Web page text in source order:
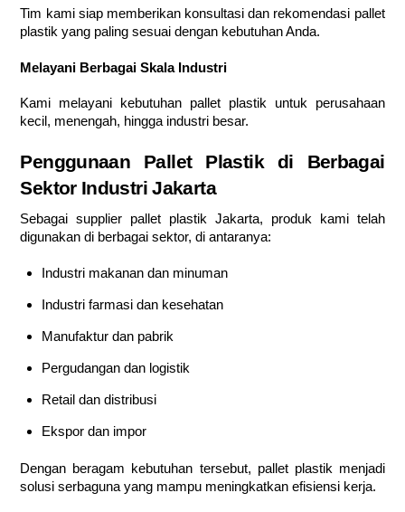
Tim kami siap memberikan konsultasi dan rekomendasi pallet
plastik yang paling sesuai dengan kebutuhan Anda.
Melayani Berbagai Skala Industri
Kami melayani kebutuhan pallet plastik untuk perusahaan
kecil, menengah, hingga industri besar.
Penggunaan Pallet Plastik di Berbagai
Sektor Industri Jakarta
Sebagai supplier pallet plastik Jakarta, produk kami telah
digunakan di berbagai sektor, di antaranya:
Industri makanan dan minuman
Industri farmasi dan kesehatan
Manufaktur dan pabrik
Pergudangan dan logistik
Retail dan distribusi
Ekspor dan impor
Dengan beragam kebutuhan tersebut, pallet plastik menjadi
solusi serbaguna yang mampu meningkatkan efisiensi kerja.